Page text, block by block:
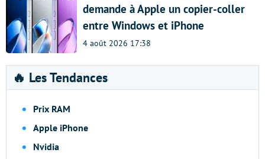
demande à Apple un copier-coller
entre Windows et iPhone
4 août 2026 17:38
🔥 Les Tendances
Prix RAM
Apple iPhone
Nvidia